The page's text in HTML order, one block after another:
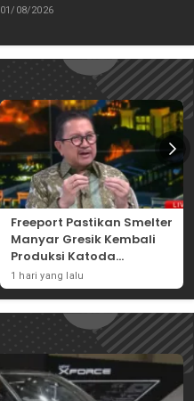
Kemampuan Itu Dibawa
01/08/2026
Freeport Pastikan Smelter
Manyar Gresik Kembali
Produksi Katoda
Tembaga Mulai
September 2026
1 hari yang lalu